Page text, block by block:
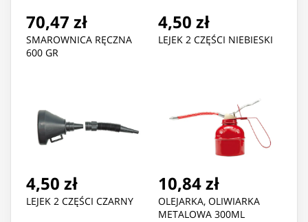
70,47 zł
SMAROWNICA RĘCZNA
600 GR
4,50 zł
LEJEK 2 CZĘŚCI NIEBIESKI
4,50 zł
LEJEK 2 CZĘŚCI CZARNY
10,84 zł
OLEJARKA, OLIWIARKA
METALOWA 300ML